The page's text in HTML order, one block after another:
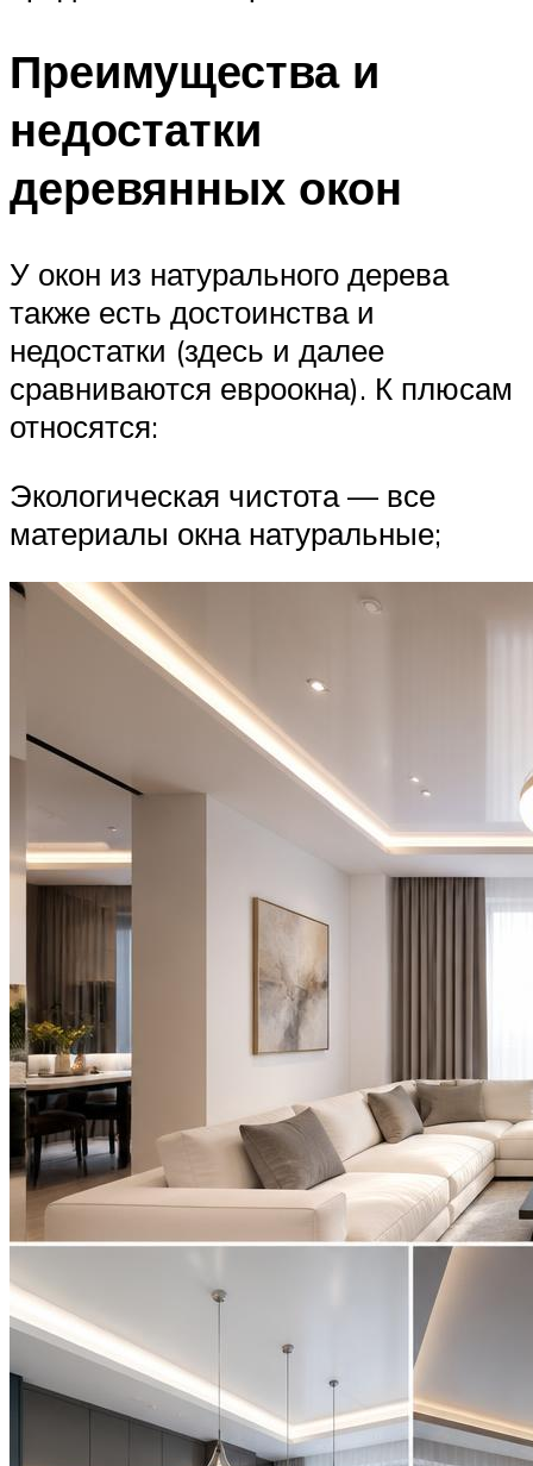
Преимущества и
недостатки
деревянных окон
У окон из натурального дерева
также есть достоинства и
недостатки (здесь и далее
сравниваются евроокна). К плюсам
относятся:
Экологическая чистота — все
материалы окна натуральные;